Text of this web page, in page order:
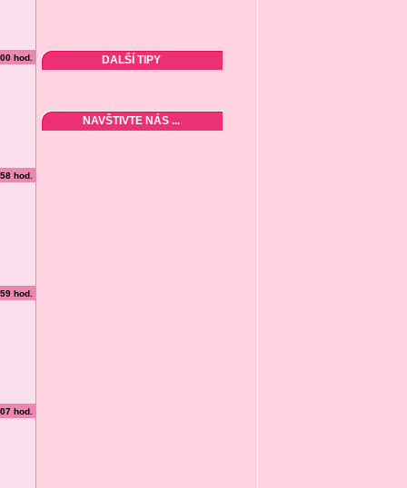
hod.
hod.
hod.
hod.
DALŠÍ TIPY
NAVŠTIVTE NÁS ...